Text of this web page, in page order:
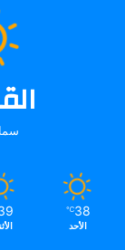
38
℃
الأحد